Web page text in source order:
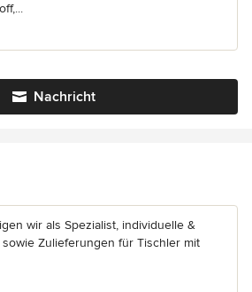
Nachricht
wir als Spezialist, individuelle &
Zulieferungen für Tischler mit